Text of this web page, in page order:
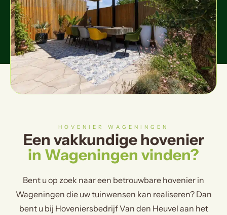
HOVENIER WAGENINGEN
Een vakkundige hovenier
in Wageningen vinden?
Bent u op zoek naar een betrouwbare hovenier in
Wageningen die uw tuinwensen kan realiseren? Dan
bent u bij Hoveniersbedrijf Van den Heuvel aan het